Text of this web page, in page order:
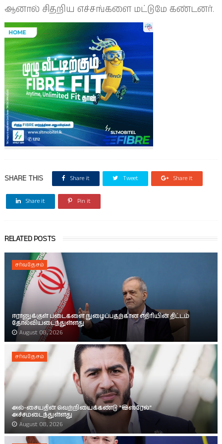
ஆனால் சிதறிய எச்சங்களை மட்டுமே கண்டனர்.
SHARE THIS Share it Tweet Share it
Share it Pin it
RELATED POSTS
சர்வதேசம்
ஈரானுக்குள் படைகளை நுழைப்பதற்கான எதிரியின் திட்டம்
தோல்வியடைந்துள்ளது
August 08, 2026
சர்வதேசம்
அல்-சையதின் வெற்றியைக்கண்டு "இஸ்ரேல்"
அச்சமடைந்துள்ளது
August 08, 2026